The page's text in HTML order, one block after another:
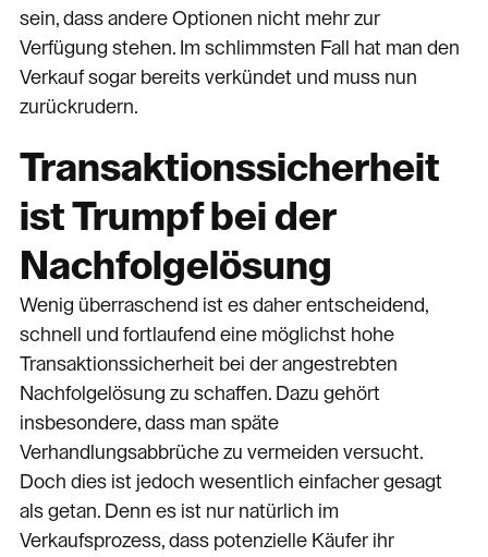
sein, dass andere Optionen nicht mehr zur
Verfügung stehen. Im schlimmsten Fall hat man den
Verkauf sogar bereits verkündet und muss nun
zurückrudern.
Transaktionssicherheit
ist Trumpf bei der
Nachfolgelösung
Wenig überraschend ist es daher entscheidend,
schnell und fortlaufend eine möglichst hohe
Transaktionssicherheit bei der angestrebten
Nachfolgelösung zu schaffen. Dazu gehört
insbesondere, dass man späte
Verhandlungsabbrüche zu vermeiden versucht.
Doch dies ist jedoch wesentlich einfacher gesagt
als getan. Denn es ist nur natürlich im
Verkaufsprozess, dass potenzielle Käufer ihr